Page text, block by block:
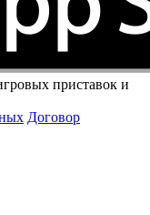
приставок и
Договор